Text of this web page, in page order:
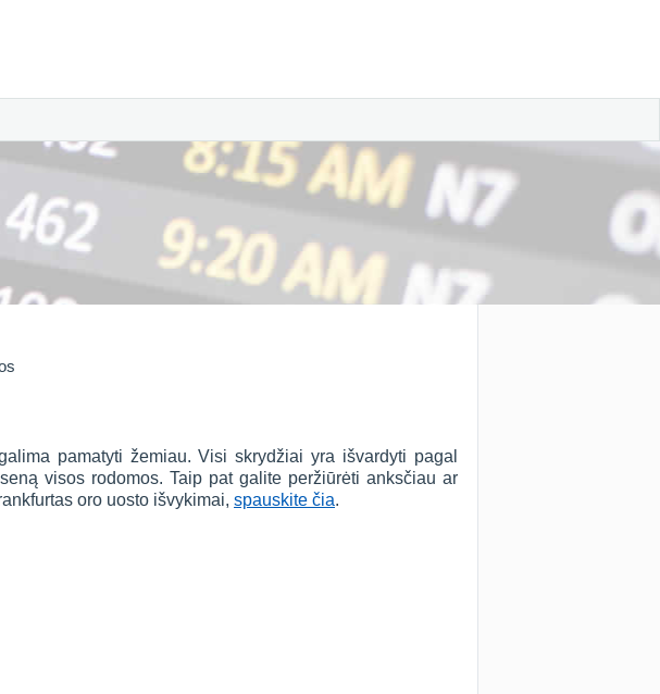
pamatyti žemiau. Visi skrydžiai yra išvardyti pagal
visos rodomos. Taip pat galite peržiūrėti anksčiau ar
oro uosto išvykimai, spauskite čia.